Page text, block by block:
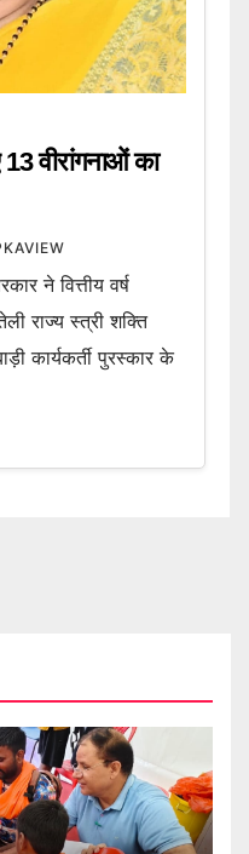
वीरांगनाओं का
ने वित्तीय वर्ष
राज्य स्त्री शक्ति
कार्यकर्ती पुरस्कार के